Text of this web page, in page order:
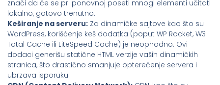
znači da će se pri ponovnoj poseti mnogi elementi učitati
lokalno, gotovo trenutno.
Keširanje na serveru: Za dinamičke sajtove kao što su
WordPress, korišćenje keš dodatka (poput WP Rocket, W3
Total Cache ili LiteSpeed Cache) je neophodno. Ovi
dodaci generišu statične HTML verzije vaših dinamičkih
stranica, što drastično smanjuje opterećenje servera i
ubrzava isporuku.